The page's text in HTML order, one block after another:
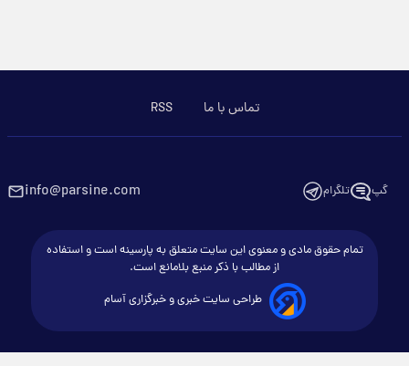
تماس با ما RSS
گپ تلگرام info@parsine.com
تمام حقوق مادی و معنوی این سایت متعلق به پارسینه است و استفاده
از مطالب با ذکر منبع بلامانع است.
طراحی سایت خبری و خبرگزاری آسام